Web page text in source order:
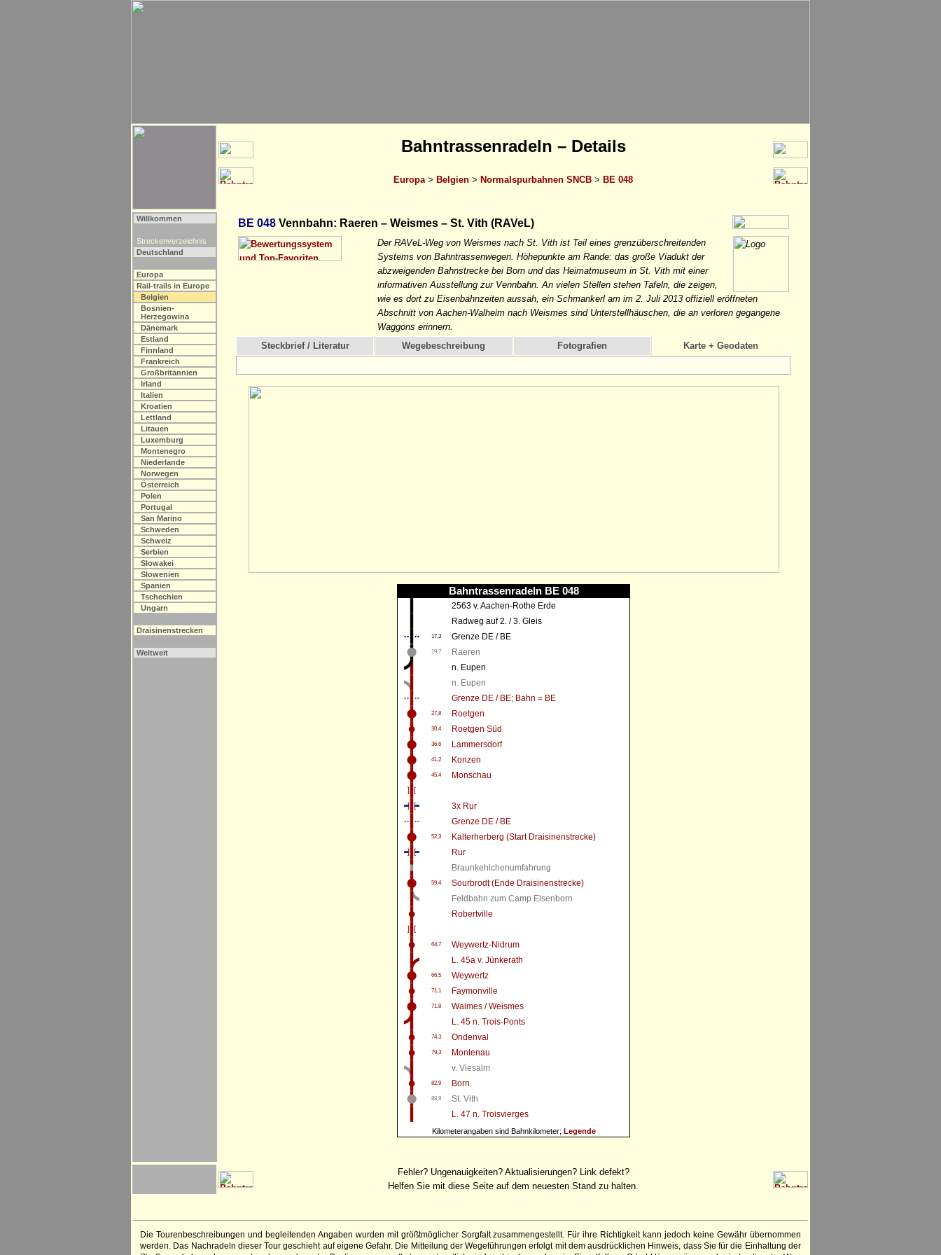
Bahntrassenradeln – Details
Europa > Belgien > Normalspurbahnen SNCB > BE 048
Willkommen
Streckenverzeichnis
Deutschland
Europa
Rail-trails in Europe
Belgien
Bosnien-
Herzegowina
Dänemark
Estland
Finnland
Frankreich
Großbritannien
Irland
Italien
Kroatien
Lettland
Litauen
Luxemburg
Montenegro
Niederlande
Norwegen
Österreich
Polen
Portugal
San Marino
Schweden
Schweiz
Serbien
Slowakei
Slowenien
Spanien
Tschechien
Ungarn
Draisinenstrecken
Weltweit
BE 048 Vennbahn: Raeren – Weismes – St. Vith (RAVeL)
Der RAVeL-Weg von Weismes nach St. Vith ist Teil eines grenzüberschreitenden
Systems von Bahntrassenwegen. Höhepunkte am Rande: das große Viadukt der
abzweigenden Bahnstrecke bei Born und das Heimatmuseum in St. Vith mit einer
informativen Ausstellung zur Vennbahn. An vielen Stellen stehen Tafeln, die zeigen,
wie es dort zu Eisenbahnzeiten aussah, ein Schmankerl am im 2. Juli 2013 offiziell eröffneten
Abschnitt von Aachen-Walheim nach Weismes sind Unterstellhäuschen, die an verloren gegangene
Waggons erinnern.
Steckbrief / Literatur
Wegebeschreibung Fotografien Karte + Geodaten
Bahntrassenradeln BE 048
2563 v. Aachen-Rothe Erde
Radweg auf 2. / 3. Gleis
17,3 Grenze DE / BE
19,7
Raeren
n. Eupen
n. Eupen
Grenze DE / BE; Bahn = BE
27,8 Roetgen
30,4 Roetgen Süd
36,6 Lammersdorf
41,2 Konzen
45,4 Monschau
3x Rur
Grenze DE / BE
52,3
Kalterherberg (Start Draisinenstrecke)
Rur
Braunkehlchenumfahrung
59,4
Sourbrodt (Ende Draisinenstrecke)
Feldbahn zum Camp Elsenborn
Robertville
64,7
Weywertz-Nidrum
L. 45a v. Jünkerath
66,5 Weywertz
71,1 Faymonville
71,8
Waimes / Weismes
L. 45 n. Trois-Ponts
74,3 Ondenval
79,3
Montenau
v. Viesalm
82,9 Born
88,9
St. Vith
L. 47 n. Troisvierges
Kilometerangaben sind Bahnkilometer; Legende
Fehler? Ungenauigkeiten? Aktualisierungen? Link defekt?
Helfen Sie mit diese Seite auf dem neuesten Stand zu halten.
Die Tourenbeschreibungen und begleitenden Angaben wurden mit größtmöglicher Sorgfalt zusammengestellt. Für ihre Richtigkeit kann jedoch keine Gewähr übernommen
werden. Das Nachradeln dieser Tour geschieht auf eigene Gefahr. Die Mitteilung der Wegeführungen erfolgt mit dem ausdrücklichen Hinweis, dass Sie für die Einhaltung der